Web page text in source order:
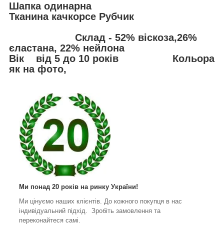
Шапка одинарна
Тканина качкорсе Рубчик
Склад - 52% віскоза,26%
єластана, 22% нейлона
Вік від 5 до 10 років Кольора
як на фото,
Ми понад 20 років на ринку України!
Ми цінуємо наших клієнтів. До кожного покупця в нас
індивідуальний підхід. Зробіть замовлення та
переконайтеся самі.